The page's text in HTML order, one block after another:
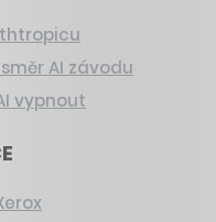
AI závodu
vypnout